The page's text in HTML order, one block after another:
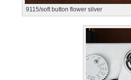
9115/soft button flower silver